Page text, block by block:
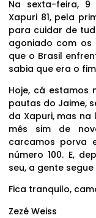
Na sexta-feira,
Xapuri 81, pela
para cuidar de
agoniado com
que o Brasil
sabia que era o
Hoje, cá estamos
pautas do Jaime,
da Xapuri, mas na
mês sim de
carcamos porva
número 100. E,
seu, a gente
Fica tranquilo,
Zezé Weiss